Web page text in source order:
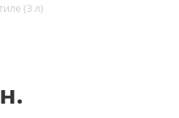
(3 л)